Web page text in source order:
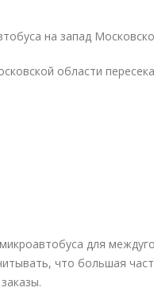
на запад
области
для
что большая